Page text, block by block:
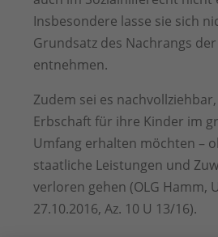
Insbesondere lasse sie sich
Grundsatz des Nachrangs
entnehmen.
Zudem sei es
Erbschaft für ihre Kinder im
Umfang erhalten möchten –
staatliche Leistungen und
verloren gehen (OLG Hamm,
27.10.2016, Az. 10 U 13/16).